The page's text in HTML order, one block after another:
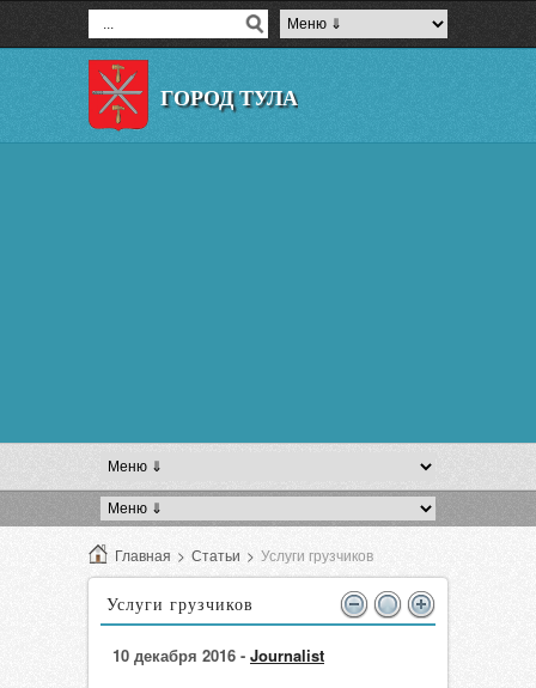
ГОРОД ТУЛА
Главная > Статьи > Услуги грузчиков
Услуги грузчиков
10 декабря 2016 - Journalist